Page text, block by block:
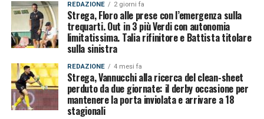
REDAZIONE 2 giorni fa
Strega, Floro alle prese con l’emergenza sulla
trequarti. Out in 3 più Verdi con autonomia
limitatissima. Talia rifinitore e Battista titolare
sulla sinistra
REDAZIONE 4 mesi fa
Strega, Vannucchi alla ricerca del clean-sheet
perduto da due giornate: il derby occasione per
mantenere la porta inviolata e arrivare a 18
stagionali